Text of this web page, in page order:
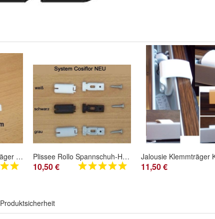
1 Stk. Jalousie Klemmträger U-Profil zur Montage ohne Bohren Plissee Rollo Spannschuh-Halter Montagefuß/ Platte Befestigungsplatte 4 Stk neu
10,50 € 11,50 €
Produktsicherheit